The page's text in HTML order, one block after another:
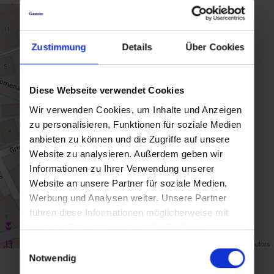
Zustimmung Details Über Cookies
Diese Webseite verwendet Cookies
Wir verwenden Cookies, um Inhalte und Anzeigen
zu personalisieren, Funktionen für soziale Medien
anbieten zu können und die Zugriffe auf unsere
Website zu analysieren. Außerdem geben wir
Informationen zu Ihrer Verwendung unserer
Website an unsere Partner für soziale Medien,
Werbung und Analysen weiter. Unsere Partner
führen diese Informationen möglicherweise mit
weiteren Daten zusammen, die Sie ihnen
Nutzung der Dienste gesammelt haben.
Notwendig
contributors